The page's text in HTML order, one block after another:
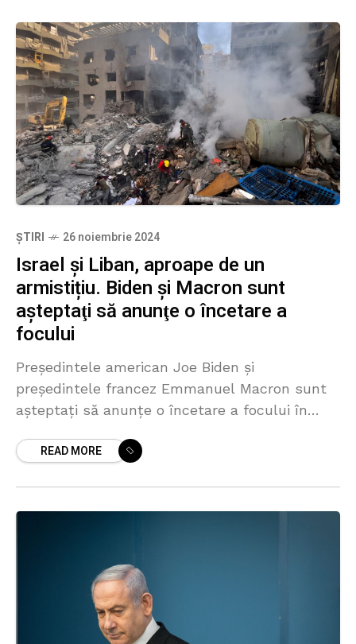
ȘTIRI 26 noiembrie 2024
Israel și Liban, aproape de un
armistițiu. Biden şi Macron sunt
aşteptaţi să anunţe o încetare a
focului
Preşedintele american Joe Biden şi
preşedintele francez Emmanuel Macron sunt
aşteptaţi să anunţe o încetare a focului în
Israel, au declarat luni patru surse
READ MORE